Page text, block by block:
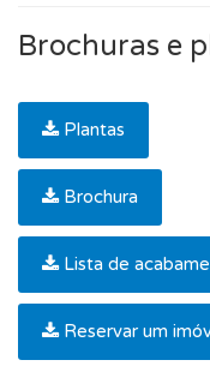
Brochuras e
Plantas
Brochura
Lista de
Reservar um